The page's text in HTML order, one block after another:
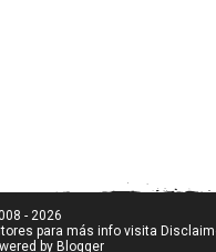
- 2026
para más info visita
by Blogger